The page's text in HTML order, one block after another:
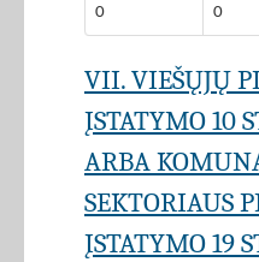
0 0
VII. VIEŠŲJŲ
ĮSTATYMO 10
ARBA
SEKTORIAUS
ĮSTATYMO 19